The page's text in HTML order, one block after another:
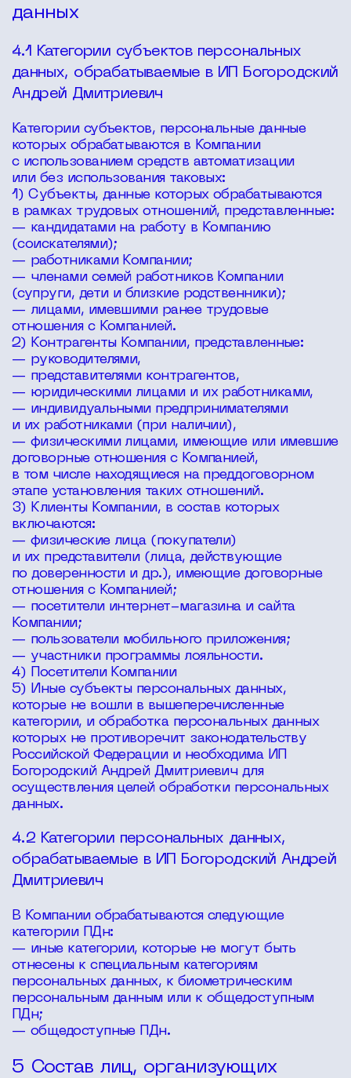
данных
4.1 Категории субъектов персональных
данных, обрабатываемые в ИП Богородский
Андрей Дмитриевич
Категории субъектов, персональные данные
которых обрабатываются в Компании
с использованием средств автоматизации
или без использования таковых:
1) Субъекты, данные которых обрабатываются
в рамках трудовых отношений, представленные:
— кандидатами на работу в Компанию
(соискателями);
— работниками Компании;
— членами семей работников Компании
(супруги, дети и близкие родственники);
— лицами, имевшими ранее трудовые
отношения с Компанией.
2) Контрагенты Компании, представленные:
— руководителями,
— представителями контрагентов,
— юридическими лицами и их работниками,
— индивидуальными предпринимателями
и их работниками (при наличии),
— физическими лицами, имеющие или имевшие
договорные отношения с Компанией,
в том числе находящиеся на преддоговорном
этапе установления таких отношений.
3) Клиенты Компании, в состав которых
включаются:
— физические лица (покупатели)
и их представители (лица, действующие
по доверенности и др.), имеющие договорные
отношения с Компанией;
— посетители интернет-магазина и сайта
Компании;
— пользователи мобильного приложения;
— участники программы лояльности.
4) Посетители Компании
5) Иные субъекты персональных данных,
которые не вошли в вышеперечисленные
категории, и обработка персональных данных
которых не противоречит законодательству
Российской Федерации и необходима ИП
Богородский Андрей Дмитриевич для
осуществления целей обработки персональных
данных.
4.2 Категории персональных данных,
обрабатываемые в ИП Богородский Андрей
Дмитриевич
В Компании обрабатываются следующие
категории ПДн:
— иные категории, которые не могут быть
отнесены к специальным категориям
персональных данных, к биометрическим
персональным данным или к общедоступным
ПДн;
— общедоступные ПДн.
5 Состав лиц, организующих